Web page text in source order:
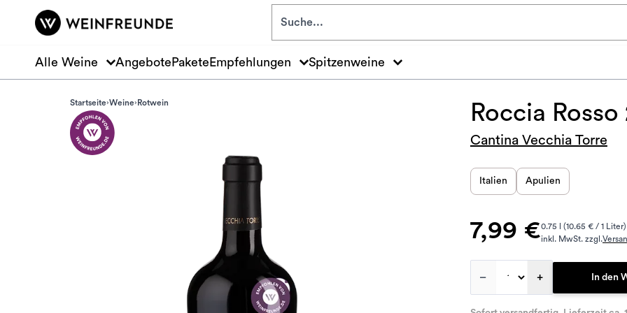
Zum Hauptinhalt springen
Alle Weine Angebote Pakete Empfehlungen Spitzenweine
Startseite Weine Rotwein Roccia Rosso
Cantina Vecchia Torre
Italien Apulien
7,99 €0.75 l (10.65 € / 1 Liter)
inkl. MwSt. zzgl.
– + In den